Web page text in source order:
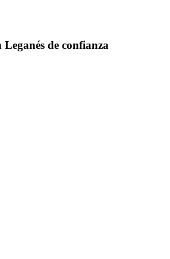
de confianza